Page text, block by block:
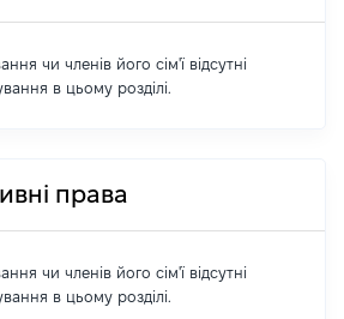
чи членів його сім'ї відсутні
в цьому розділі.
права
чи членів його сім'ї відсутні
в цьому розділі.